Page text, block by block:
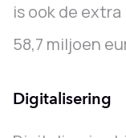
is ook de
58,7 miljoen
Digitalisering